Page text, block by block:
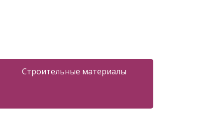
Строительные материалы